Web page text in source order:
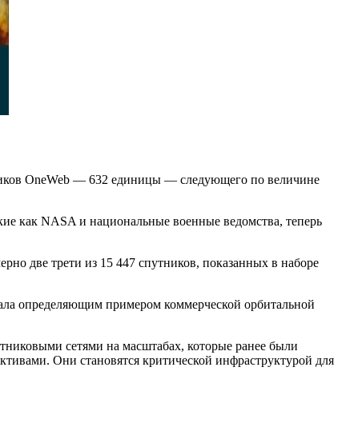
OneWeb — 632 единицы — следующего по величине
как NASA и национальные военные ведомства, теперь
две трети из 15 447 спутников, показанных в наборе
определяющим примером коммерческой орбитальной
сетями на масштабах, которые ранее были
Они становятся критической инфраструктурой для